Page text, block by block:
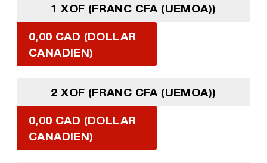
1 XOF (FRANC CFA (UEMOA))
0,00 CAD (DOLLAR
CANADIEN)
2 XOF (FRANC CFA (UEMOA))
0,00 CAD (DOLLAR
CANADIEN)